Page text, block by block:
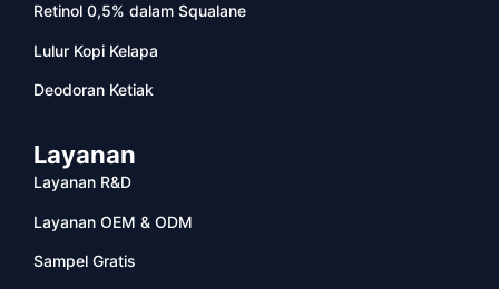
Retinol 0,5% dalam Squalane
Lulur Kopi Kelapa
Deodoran Ketiak
Layanan
Layanan R&D
Layanan OEM & ODM
Sampel Gratis